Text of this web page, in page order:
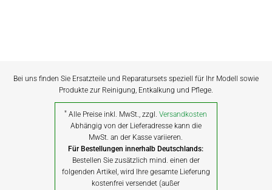
Bei uns finden Sie Ersatzteile und Reparatursets speziell für Ihr Modell sowie
Produkte zur Reinigung, Entkalkung und Pflege.
* Alle Preise inkl. MwSt., zzgl.Versandkosten
Abhängig von der Lieferadresse kann die
MwSt. an der Kasse variieren.
Für Bestellungen innerhalb Deutschlands:
Bestellen Sie zusätzlich mind. einen der
folgenden Artikel, wird Ihre gesamte Lieferung
kostenfrei versendet (außer